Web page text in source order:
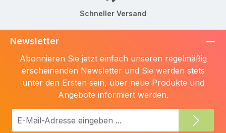
Schneller Versand
Newsletter
Abonnieren Sie jetzt einfach unseren regelmäßig
erscheinenden Newsletter und Sie werden stets
unter den Ersten sein, über neue Produkte und
Angebote informiert werden.
E-